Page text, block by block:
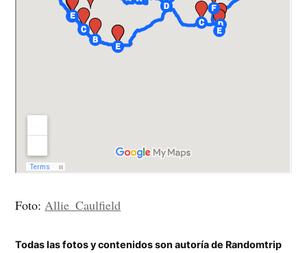
Foto: Allie_Caulfield
Todas las fotos y contenidos son autoría de Randomtrip